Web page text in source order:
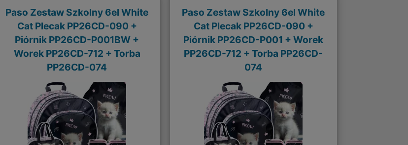
Paso Zestaw Szkolny 6el White
Cat Plecak PP26CD-090 +
Piórnik PP26CD-P001BW +
Worek PP26CD-712 + Torba
PP26CD-074
Paso Zestaw Szkolny 6el White
Cat Plecak PP26CD-090 +
Piórnik PP26CD-P001 + Worek
PP26CD-712 + Torba PP26CD-
074